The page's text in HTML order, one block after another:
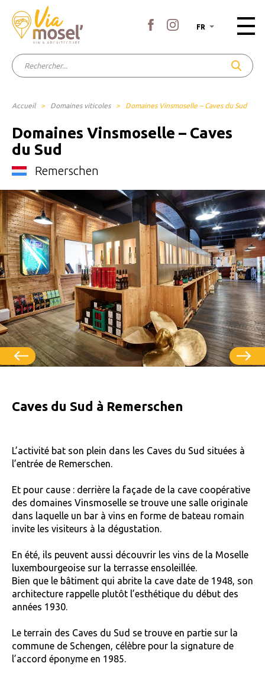
FR
Accueil > Domaines viticoles > Domaines Vinsmoselle – Caves du Sud
Domaines Vinsmoselle – Caves
du Sud
Remerschen
Caves du Sud à Remerschen
L’activité bat son plein dans les Caves du Sud situées à
l’entrée de Remerschen.
Et pour cause : derrière la façade de la cave coopérative
des domaines Vinsmoselle se trouve une salle originale
dans laquelle un bar à vins en forme de bateau romain
invite les visiteurs à la dégustation.
En été, ils peuvent aussi découvrir les vins de la Moselle
luxembourgeoise sur la terrasse ensoleillée.
Bien que le bâtiment qui abrite la cave date de 1948, son
architecture rappelle plutôt l’esthétique du début des
années 1930.
Le terrain des Caves du Sud se trouve en partie sur la
commune de Schengen, célèbre pour la signature de
l’accord éponyme en 1985.